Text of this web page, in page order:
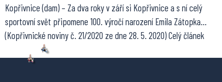
Kopřivnice (dam) – Za dva roky v září si Kopřivnice a s ní celý
sportovní svět připomene 100. výročí narození Emila Zátopka…
(Kopřivnické noviny č. 21/2020 ze dne 28. 5. 2020) Celý článek